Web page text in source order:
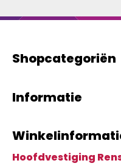
Shopcategoriën
Informatie
Hoofdvestiging